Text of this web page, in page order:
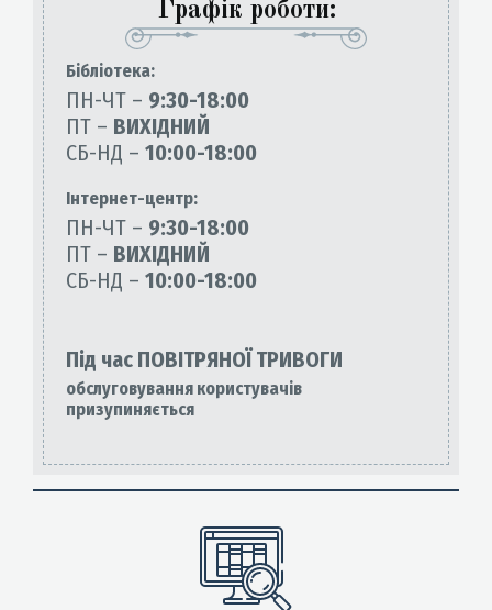
Графік роботи:
Бiблiотека:
ПН-ЧТ – 9:30-18:00
ПТ – ВИХІДНИЙ
СБ-НД – 10:00-18:00
Інтернет-центр:
ПН-ЧТ – 9:30-18:00
ПТ – ВИХІДНИЙ
СБ-НД – 10:00-18:00
Під час ПОВІТРЯНОЇ ТРИВОГИ
обслуговування користувачів
призупиняється